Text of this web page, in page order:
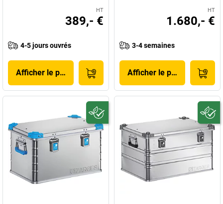
HT
389,- €
4-5 jours ouvrés
Afficher le produit
HT
1.680,- €
3-4 semaines
Afficher le produit